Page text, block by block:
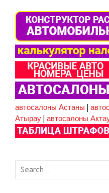
автосалоны Астаны |
Атырау |автосалоны